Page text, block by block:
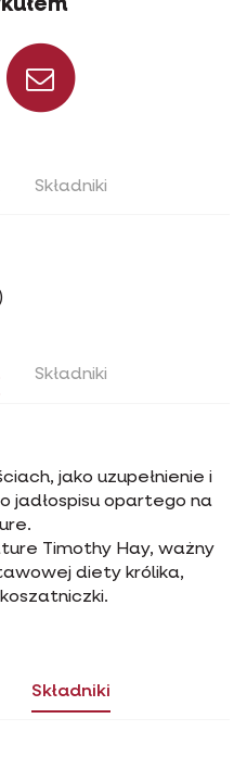
WhatsApp
Składniki
Składniki
jako uzupełnienie i
jadłospisu opartego na
Timothy Hay, ważny
diety królika,
Składniki